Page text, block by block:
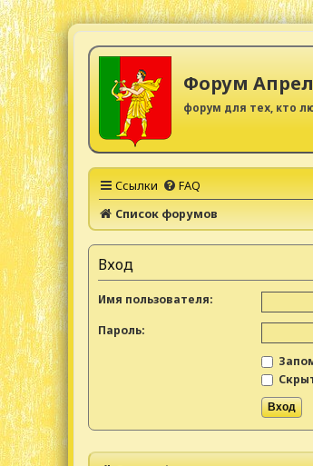
Форум
форум для тех, кто
Ссылки FAQ
Список форумов
Вход
Имя пользователя:
Пароль: